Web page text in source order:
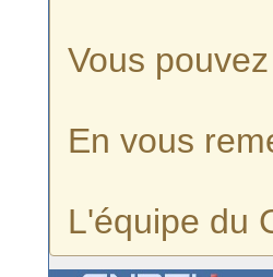
Vous
En vous
L'équipe du